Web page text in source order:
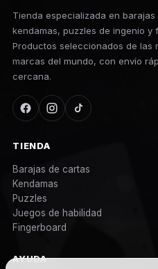
Tienda especializada en
kendamas, puzzles de ingenio y
Productos seleccionados de las
marcas del mundo, con envío
cercana.
TIENDA
Barajas de cartas
Kendamas
Puzzles
Juegos de habilidad
Fingerboard
AYUDA